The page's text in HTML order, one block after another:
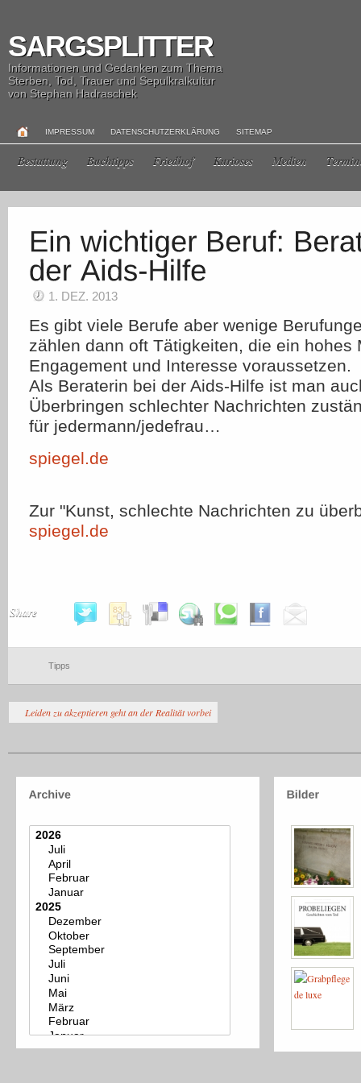
SARGSPLITTER
Informationen und Gedanken zum Thema
Sterben, Tod, Trauer und Sepulkralkultur
von Stephan Hadraschek
IMPRESSUM DATENSCHUTZERKLÄRUNG SITEMAP
Bestattung Buchtipps Friedhof Kurioses Medien
1. DEZ. 2013
Es gibt viele Berufe aber wenige
zählen dann oft Tätigkeiten, die ein hohes
Engagement und Interesse voraussetzen.
Als Beraterin bei der Aids-Hilfe ist man
Überbringen schlechter Nachrichten
für jedermann/jedefrau…
spiegel.de
Zur "Kunst, schlechte Nachrichten zu
spiegel.de
Share
Tipps
Leiden zu akzeptieren geht an der Realität vorbei